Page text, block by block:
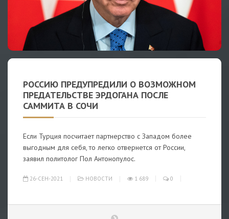
РОССИЮ ПРЕДУПРЕДИЛИ О ВОЗМОЖНОМ
ПРЕДАТЕЛЬСТВЕ ЭРДОГАНА ПОСЛЕ
САММИТА В СОЧИ
Если Турция посчитает партнерство с Западом более
выгодным для себя, то легко отвернется от России,
заявил политолог Пол Антонопулос.
26-СЕН-2021 НОВОСТИ 1 689 0